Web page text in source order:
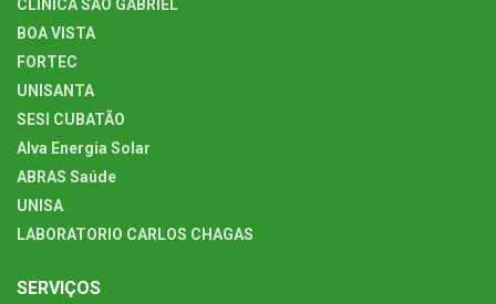
CLÍNICA SÃO GABRIEL
BOA VISTA
FORTEC
UNISANTA
SESI CUBATÃO
Alva Energia Solar
ABRAS Saúde
UNISA
LABORATORIO CARLOS CHAGAS
SERVIÇOS